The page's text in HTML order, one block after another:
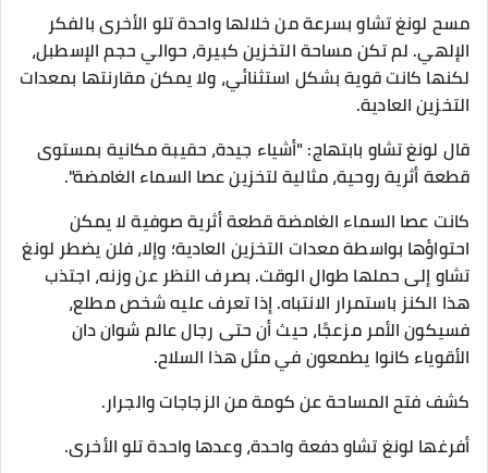
مسح لونغ تشاو بسرعة من خلالها واحدة تلو الأخرى بالفكر
الإلهي. لم تكن مساحة التخزين كبيرة، حوالي حجم الإسطبل،
لكنها كانت قوية بشكل استثنائي، ولا يمكن مقارنتها بمعدات
التخزين العادية.
قال لونغ تشاو بابتهاج: "أشياء جيدة، حقيبة مكانية بمستوى
قطعة أثرية روحية، مثالية لتخزين عصا السماء الغامضة".
كانت عصا السماء الغامضة قطعة أثرية صوفية لا يمكن
احتواؤها بواسطة معدات التخزين العادية؛ وإلا، فلن يضطر لونغ
تشاو إلى حملها طوال الوقت. بصرف النظر عن وزنه، اجتذب
هذا الكنز باستمرار الانتباه. إذا تعرف عليه شخص مطلع،
فسيكون الأمر مزعجًا، حيث أن حتى رجال عالم شوان دان
الأقوياء كانوا يطمعون في مثل هذا السلاح.
كشف فتح المساحة عن كومة من الزجاجات والجرار.
أفرغها لونغ تشاو دفعة واحدة، وعدها واحدة تلو الأخرى.